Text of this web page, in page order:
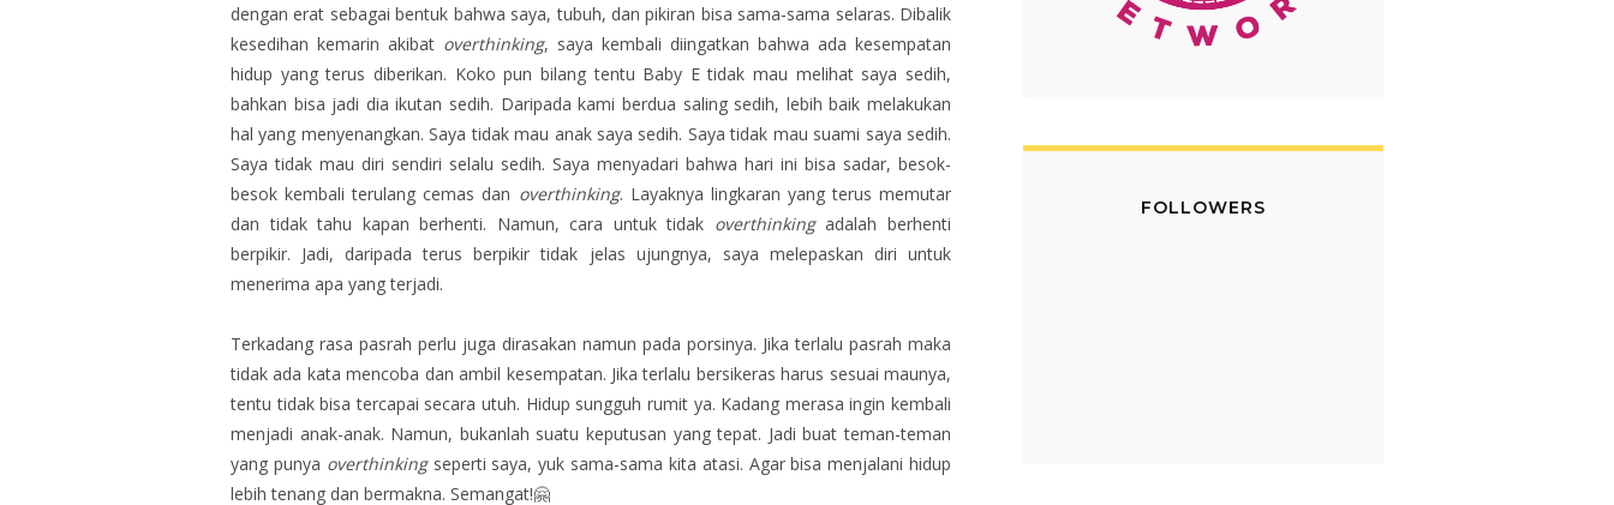
dengan erat sebagai bentuk bahwa saya, tubuh, dan pikiran bisa sama-sama selaras. Dibalik
kesedihan kemarin akibat overthinking, saya kembali diingatkan bahwa ada kesempatan
hidup yang terus diberikan. Koko pun bilang tentu Baby E tidak mau melihat saya sedih,
bahkan bisa jadi dia ikutan sedih. Daripada kami berdua saling sedih, lebih baik melakukan
hal yang menyenangkan. Saya tidak mau anak saya sedih. Saya tidak mau suami saya sedih.
Saya tidak mau diri sendiri selalu sedih. Saya menyadari bahwa hari ini bisa sadar, besok-
besok kembali terulang cemas dan overthinking. Layaknya lingkaran yang terus memutar
dan tidak tahu kapan berhenti. Namun, cara untuk tidak overthinkingadalah berhenti
berpikir. Jadi, daripada terus berpikir tidak jelas ujungnya, saya melepaskan diri untuk
menerima apa yang terjadi.
Terkadang rasa pasrah perlu juga dirasakan namun pada porsinya. Jika terlalu pasrah maka
tidak ada kata mencoba dan ambil kesempatan. Jika terlalu bersikeras harus sesuai maunya,
tentu tidak bisa tercapai secara utuh. Hidup sungguh rumit ya. Kadang merasa ingin kembali
menjadi anak-anak. Namun, bukanlah suatu keputusan yang tepat. Jadi buat teman-teman
yang punya overthinkingseperti saya, yuk sama-sama kita atasi. Agar bisa menjalani hidup
lebih tenang dan bermakna. Semangat!🤗
FOLLOWERS